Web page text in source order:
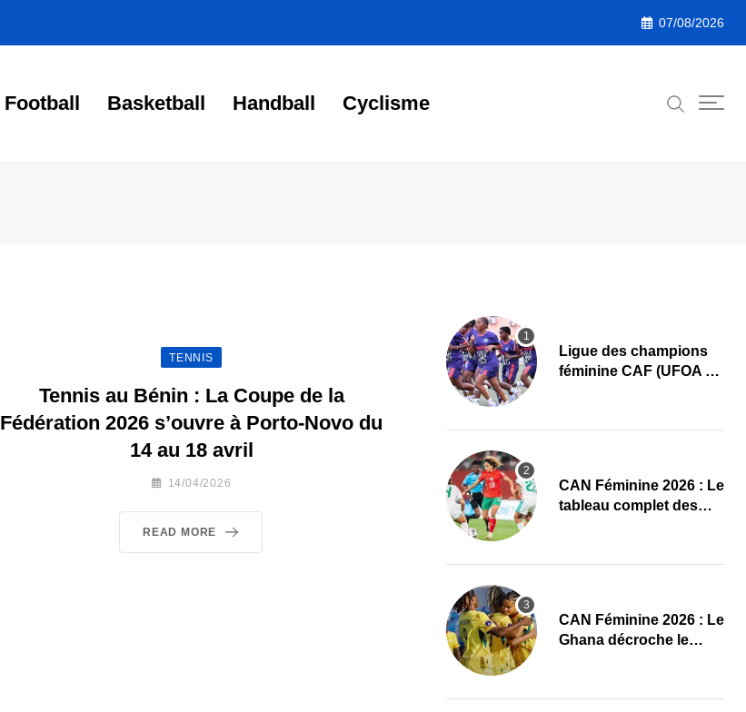
07/08/2026
Football Basketball Handball Cyclisme
TENNIS
Tennis au Bénin : La Coupe de la
Fédération 2026 s’ouvre à Porto-Novo du
14 au 18 avril
14/04/2026
READ MORE
Ligue des champions
féminine CAF (UFOA A)
en Gambie
CAN Féminine 2026 : Le
tableau complet des
CAN Féminine 2026 : Le
Ghana décroche le
bien